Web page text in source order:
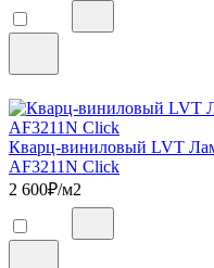
Кварц-виниловый LVT
AF3211N Click
2 600₽/м2